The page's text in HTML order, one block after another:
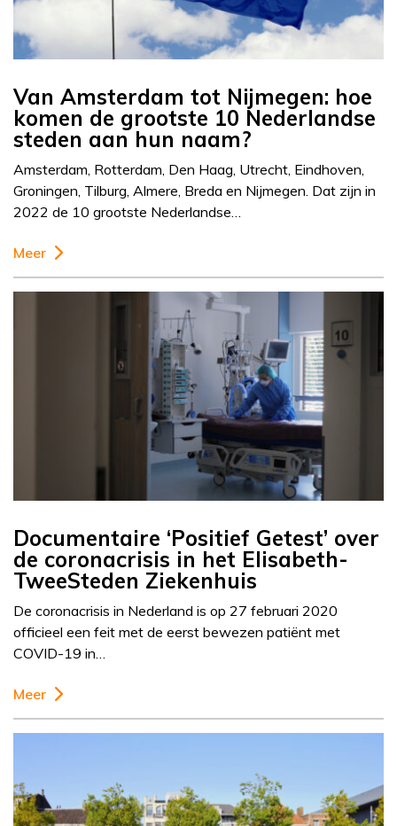
Van Amsterdam tot Nijmegen: hoe
komen de grootste 10 Nederlandse
steden aan hun naam?
Amsterdam, Rotterdam, Den Haag, Utrecht, Eindhoven,
Groningen, Tilburg, Almere, Breda en Nijmegen. Dat zijn in
2022 de 10 grootste Nederlandse…
Meer
Documentaire ‘Positief Getest’ over
de coronacrisis in het Elisabeth-
TweeSteden Ziekenhuis
De coronacrisis in Nederland is op 27 februari 2020
officieel een feit met de eerst bewezen patiënt met
COVID-19 in…
Meer